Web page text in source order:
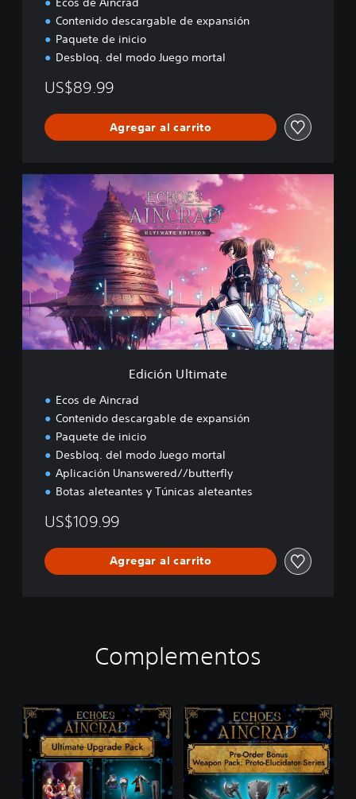
Contenido descargable de expansión
Paquete de inicio
Desbloq. del modo Juego mortal
US$89.99
Agregar al carrito
d
i
c
ó
n
U
l
t
m
Edición Ultimate
Ecos de Aincrad
Contenido descargable de expansión
Paquete de inicio
Desbloq. del modo Juego mortal
Aplicación Unanswered//butterfly
Botas aleteantes y Túnicas aleteantes
US$109.99
Agregar al carrito
Complementos